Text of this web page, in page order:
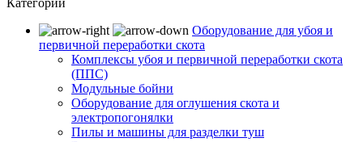
Оборудование для убоя и
первичной переработки скота
Комплексы убоя и первичной переработки скота
(ППС)
Модульные бойни
Оборудование для оглушения скота и
электропогонялки
Пилы и машины для разделки туш